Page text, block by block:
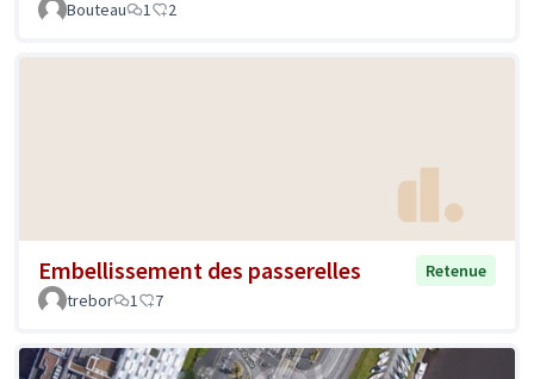
Bouteau 1 2
Embellissement des passerelles
Retenue
trebor
1 7